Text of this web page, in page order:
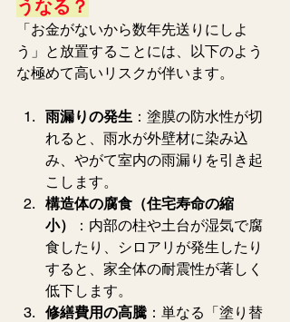
うなる？
「お金がないから数年先送りにしよ
う」と放置することには、以下のよう
な極めて高いリスクが伴います。
雨漏りの発生 ：塗膜の防水性が切
れると、雨水が外壁材に染み込
み、やがて室内の雨漏りを引き起
こします。
構造体の腐食（住宅寿命の縮
小）
：内部の柱や土台が湿気で腐
食したり、シロアリが発生したり
すると、家全体の耐震性が著しく
低下します。
修繕費用の高騰 ：単なる「塗り替